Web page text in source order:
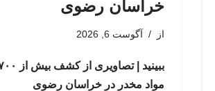
خراسان رضوی
از آگوست 6, 2026
مواد مخدر در خراسان رضوی